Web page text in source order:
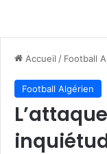
Accueil / Football
Football Algérien